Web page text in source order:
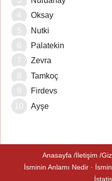
Oksay
Nutki
Palatekin
Zevra
Tamkoç
Firdevs
Ayşe
Anasayfa İletişim
İsminin Anlamı Nedir ·